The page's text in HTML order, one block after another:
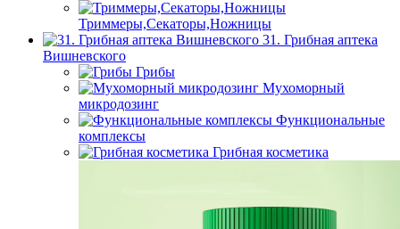
Триммеры,Секаторы,Ножницы
31. Грибная аптека
Вишневского
Грибы
Мухоморный
микродозинг
Функциональные
комплексы
Грибная косметика